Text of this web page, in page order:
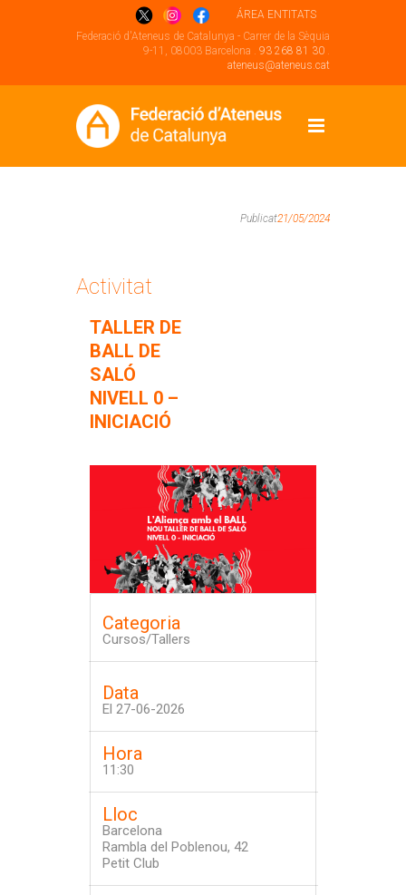
ÁREA ENTITATS
Federació d'Ateneus de Catalunya - Carrer de la Sèquia
9-11, 08003 Barcelona . 93 268 81 30 .
ateneus@ateneus.cat
Publicat21/05/2024
Activitat
TALLER DE
BALL DE
SALÓ
NIVELL 0 –
INICIACIÓ
Categoria
Cursos/Tallers
Data
El 27-06-2026
Hora
11:30
Lloc
Barcelona
Rambla del Poblenou, 42
Petit Club